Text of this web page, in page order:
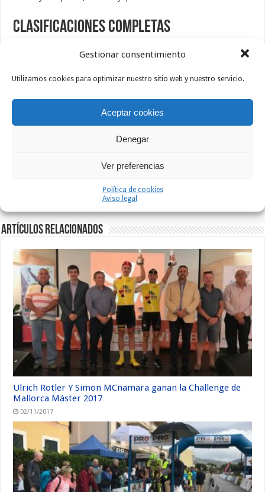
Gestionar consentimiento
Utilizamos cookies para optimizar nuestro sitio web y nuestro servicio.
Aceptar cookies
Denegar
Ver preferencias
Política de cookies
Aviso legal
Clasificaciones completas
CopaEuropaMasters2017_Resultados-M-30-40
MALLORCA
La I Challenge Alavesa de Ruta
Vídeos, fotos y clasificaciones del
Artículos relacionados
Ulrich Rotler Y Simon MCnamara ganan la Challenge de
Mallorca Máster 2017
02/11/2017